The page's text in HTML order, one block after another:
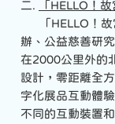
二.
「HELLO！
「HELLO！故
辦、公益慈善研
在2000公里外的
設計，零距離全
字化展品互動體
不同的互動裝置